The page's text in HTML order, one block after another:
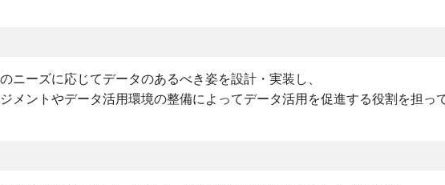
ニーズに応じてデータのあるべき姿を設計・実装し、
メントやデータ活用環境の整備によってデータ活用を促進する役割を担っ